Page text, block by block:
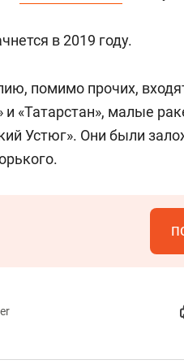
в 2019 году.
помимо прочих,
«Татарстан», малые
Устюг». Они были